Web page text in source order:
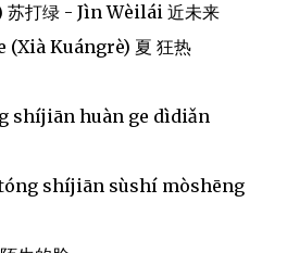
苏打绿 - Jìn Wèilái 近未来
(Xià Kuángrè) 夏 狂热
shíjiān huàn ge dìdiǎn
shíjiān sùshí mòshēng